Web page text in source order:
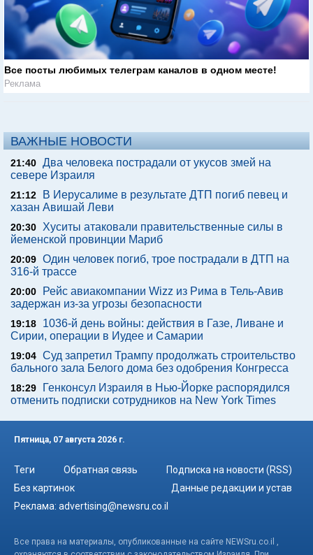
Все посты любимых телеграм каналов в одном месте!
Реклама
ВАЖНЫЕ НОВОСТИ
21:40 Два человека пострадали от укусов змей на
севере Израиля
21:12
В Иерусалиме в результате ДТП погиб певец и
хазан Авишай Леви
20:30 Хуситы атаковали правительственные силы в
йеменской провинции Мариб
20:09 Один человек погиб, трое пострадали в ДТП на
316-й трассе
20:00
Рейс авиакомпании Wizz из Рима в Тель-Авив
задержан из-за угрозы безопасности
19:18
1036-й день войны: действия в Газе, Ливане и
Сирии, операции в Иудее и Самарии
19:04 Суд запретил Трампу продолжать строительство
бального зала Белого дома без одобрения Конгресса
18:29
Генконсул Израиля в Нью-Йорке распорядился
отменить подписки сотрудников на New York Times
Пятница, 07 августа 2026 г.
Теги Обратная связь
Подписка на новости (RSS)
Без картинок
Данные редакции и устав
Реклама: advertising@newsru.co.il
Все права на материалы, опубликованные на сайте NEWSru.co.il ,